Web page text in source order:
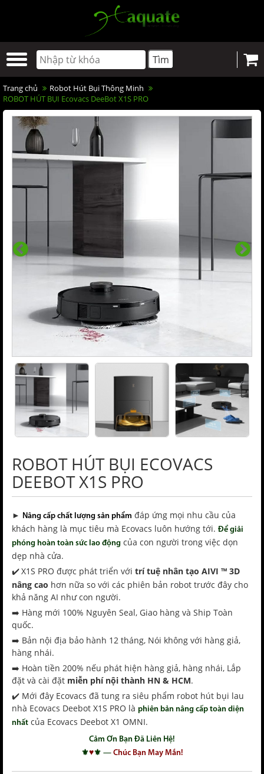
Trang chủ
Robot Hút Bụi Thông Minh
ROBOT HÚT BỤI Ecovacs DeeBot X1S PRO
ROBOT HÚT BỤI ECOVACS
DEEBOT X1S PRO
► Nâng cấp chất lượng sản phẩm đáp ứng mọi nhu cầu của
khách hàng là mục tiêu mà Ecovacs luôn hướng tới. Để giải
phóng hoàn toàn sức lao động của con người trong việc dọn
dẹp nhà cửa.
✔️ X1S PRO được phát triển với trí tuệ nhân tạo AIVI ™ 3D
nâng cao hơn nữa so với các phiên bản robot trước đây cho
khả năng AI như con người.
➡️ Hàng mới 100% Nguyên Seal, Giao hàng và Ship Toàn
quốc.
➡️ Bản nội địa bảo hành 12 tháng, Nói không với hàng giả,
hàng nhái.
➡️ Hoàn tiền 200% nếu phát hiện hàng giả, hàng nhái, Lắp
đặt và cài đặt miễn phí nội thành HN & HCM.
✔️ Mới đây Ecovacs đã tung ra siêu phẩm robot hút bụi lau
nhà Ecovacs Deebot X1S PRO là phiên bản nâng cấp toàn diện
nhất của Ecovacs Deebot X1 OMNI.
Cảm Ơn Bạn Đã Liên Hệ!
⚜️♥⚜️ — Chúc Bạn May Mắn!